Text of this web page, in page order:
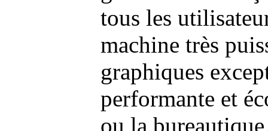
tous les
machine très
graphiques
performante et
ou la